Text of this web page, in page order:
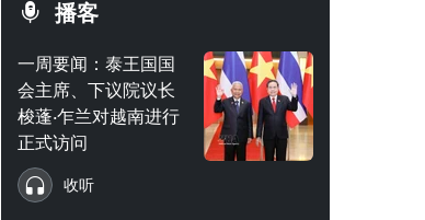
播客
一周要闻：泰王国国
会主席、下议院议长
梭蓬·乍兰对越南进行
正式访问
收听